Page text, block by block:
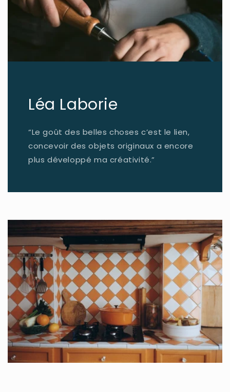
Léa Laborie
“Le goût des belles choses c’est le lien,
concevoir des objets originaux a encore
plus développé ma créativité.”